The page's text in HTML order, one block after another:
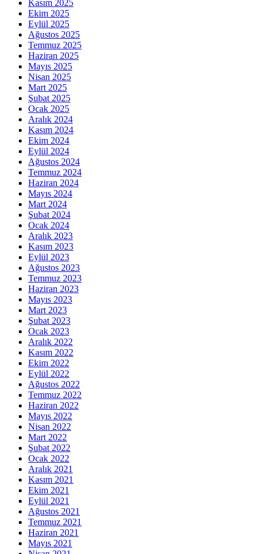
Kasım 2025
Ekim 2025
Eylül 2025
Ağustos 2025
Temmuz 2025
Haziran 2025
Mayıs 2025
Nisan 2025
Mart 2025
Şubat 2025
Ocak 2025
Aralık 2024
Kasım 2024
Ekim 2024
Eylül 2024
Ağustos 2024
Temmuz 2024
Haziran 2024
Mayıs 2024
Mart 2024
Şubat 2024
Ocak 2024
Aralık 2023
Kasım 2023
Eylül 2023
Ağustos 2023
Temmuz 2023
Haziran 2023
Mayıs 2023
Mart 2023
Şubat 2023
Ocak 2023
Aralık 2022
Kasım 2022
Ekim 2022
Eylül 2022
Ağustos 2022
Temmuz 2022
Haziran 2022
Mayıs 2022
Nisan 2022
Mart 2022
Şubat 2022
Ocak 2022
Aralık 2021
Kasım 2021
Ekim 2021
Eylül 2021
Ağustos 2021
Temmuz 2021
Haziran 2021
Mayıs 2021